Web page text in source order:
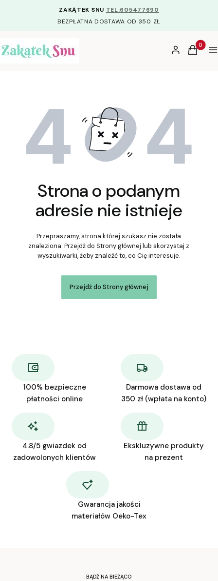
ZAKĄTEK SNU TEL:605477690
BEZPŁATNA DOSTAWA OD 350 ZŁ
Zaloguj sięKoszyk
Strona o podanym
adresie nie istnieje
Przepraszamy, strona której szukasz nie została
znaleziona. Przejdź do Strony głównej lub skorzystaj z
wyszukiwarki, żeby znaleźć to, co Cię interesuje.
Przejdź do Strony głównej
100% bezpieczne
płatności online
Darmowa dostawa od
350 zł (wpłata na konto)
4.8/5 gwiazdek od
zadowolonych klientów
Ekskluzywne produkty
na prezent
Gwarancja jakości
materiałów Oeko-Tex
BĄDŹ NA BIEŻĄCO